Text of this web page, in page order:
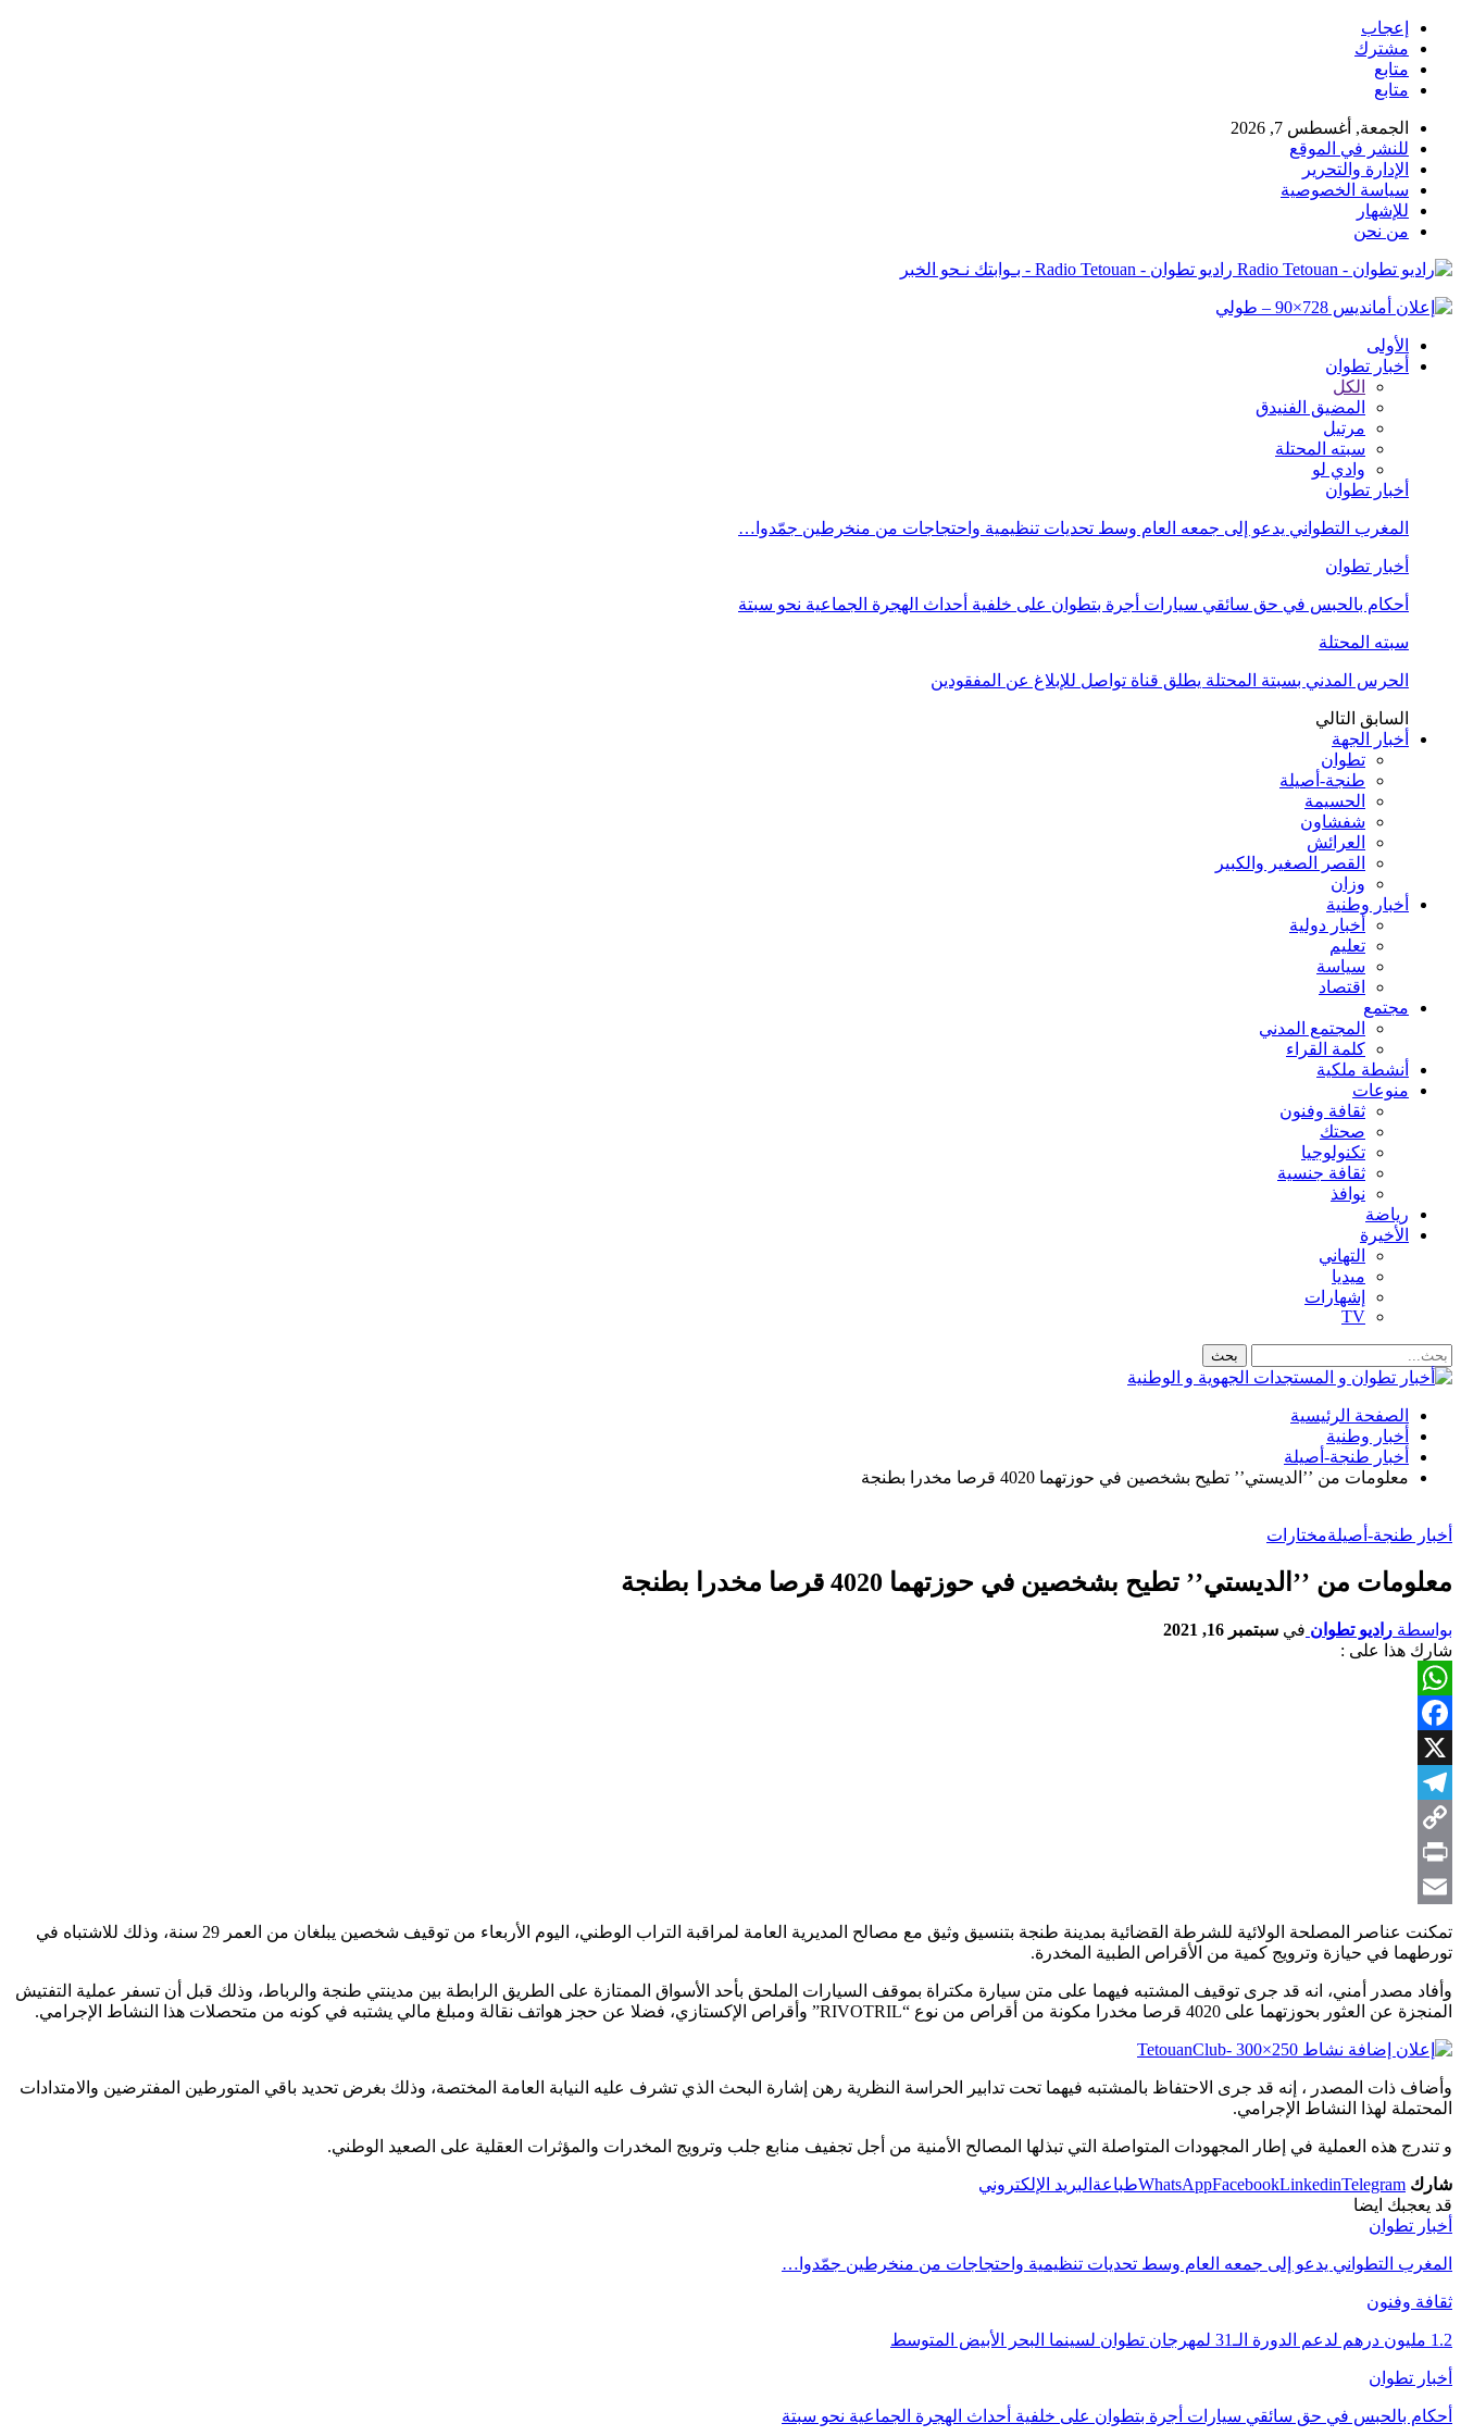
إعجاب
مشترك
متابع
متابع
الجمعة, أغسطس 7, 2026
للنشر في الموقع
الإدارة والتحرير
سياسة الخصوصية
للإشهار
من نحن
راديو تطوان - Radio Tetouan - بـوابتك نـحو الخبر
الأولى
أخبار تطوان
الكل
المضيق الفنيدق
مرتيل
سبته المحتلة
وادي لو
أخبار تطوان
المغرب التطواني يدعو إلى جمعه العام وسط تحديات تنظيمية واحتجاجات من منخرطين جمّدوا…
أخبار تطوان
أحكام بالحبس في حق سائقي سيارات أجرة بتطوان على خلفية أحداث الهجرة الجماعية نحو سبتة
سبته المحتلة
الحرس المدني بسبتة المحتلة يطلق قناة تواصل للإبلاغ عن المفقودين
السابق التالي
أخبار الجهة
تطوان
طنجة-أصيلة
الحسيمة
شفشاون
العرائش
القصر الصغير والكبير
وزان
أخبار وطنية
أخبار دولية
تعليم
سياسة
اقتصاد
مجتمع
المجتمع المدني
كلمة القراء
أنشطة ملكية
منوعات
ثقافة وفنون
صحتك
تكنولوجيا
ثقافة جنسية
نوافذ
رياضة
الأخيرة
التهاني
ميديا
إشهارات
TV
الصفحة الرئيسية
أخبار وطنية
أخبار طنجة-أصيلة
معلومات من ’’الديستي’’ تطيح بشخصين في حوزتهما 4020 قرصا مخدرا بطنجة
أخبار طنجة-أصيلةمختارات
معلومات من ’’الديستي’’ تطيح بشخصين في حوزتهما 4020 قرصا مخدرا بطنجة
بواسطة راديو تطوان في سبتمبر 16, 2021
شارك هذا على :
WhatsApp
Facebook
X
Telegram
Copy
Link
Print
Email
تمكنت عناصر المصلحة الولائية للشرطة القضائية بمدينة طنجة بتنسيق وثيق مع مصالح المديرية العامة لمراقبة التراب الوطني، اليوم الأربعاء من توقيف شخصين يبلغان من العمر 29 سنة، وذلك للاشتباه في
تورطهما في حيازة وترويج كمية من الأقراص الطبية المخدرة.
وأفاد مصدر أمني، انه قد جرى توقيف المشتبه فيهما على متن سيارة مكتراة بموقف السيارات الملحق بأحد الأسواق الممتازة على الطريق الرابطة بين مدينتي طنجة والرباط، وذلك قبل أن تسفر عملية التفتيش
المنجزة عن العثور بحوزتهما على 4020 قرصا مخدرا مكونة من أقراص من نوع “RIVOTRIL” وأقراص الإكستازي، فضلا عن حجز هواتف نقالة ومبلغ مالي يشتبه في كونه من متحصلات هذا النشاط الإجرامي.
وأضاف ذات المصدر ، إنه قد جرى الاحتفاظ بالمشتبه فيهما تحت تدابير الحراسة النظرية رهن إشارة البحث الذي تشرف عليه النيابة العامة المختصة، وذلك بغرض تحديد باقي المتورطين المفترضين والامتدادات
المحتملة لهذا النشاط الإجرامي.
و تندرج هذه العملية في إطار المجهودات المتواصلة التي تبذلها المصالح الأمنية من أجل تجفيف منابع جلب وترويج المخدرات والمؤثرات العقلية على الصعيد الوطني.
شارك WhatsAppFacebookLinkedinTelegram طباعة البريد الإلكتروني
قد يعجبك ايضا
أخبار تطوان
المغرب التطواني يدعو إلى جمعه العام وسط تحديات تنظيمية واحتجاجات من منخرطين جمّدوا…
ثقافة وفنون
1.2 مليون درهم لدعم الدورة الـ31 لمهرجان تطوان لسينما البحر الأبيض المتوسط
أخبار تطوان
أحكام بالحبس في حق سائقي سيارات أجرة بتطوان على خلفية أحداث الهجرة الجماعية نحو سبتة